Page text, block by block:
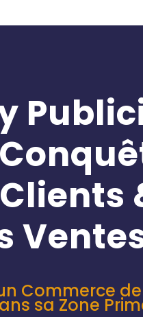
Commerce
sa Zone